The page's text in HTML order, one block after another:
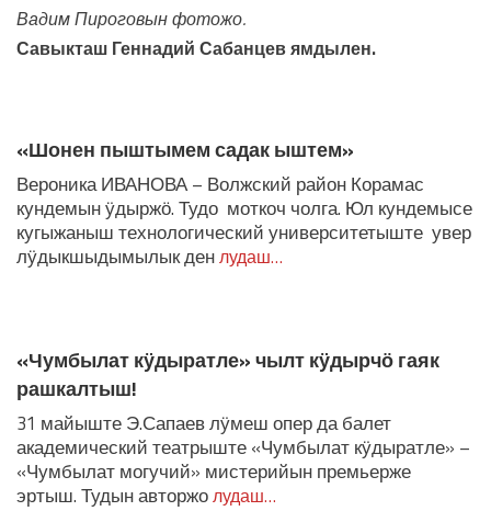
Вадим Пироговын фотожо.
Савыкташ Геннадий Сабанцев ямдылен.
«Шонен пыштымем садак ыштем»
Вероника ИВАНОВА – Волжский район Корамас
кундемын ӱдыржӧ. Тудо моткоч чолга. Юл кундемысе
кугыжаныш технологический университетыште увер
лӱдыкшыдымылык денлудаш…
«Чумбылат кӱдыратле» чылт кӱдырчӧ гаяк
рашкалтыш!
31 майыште Э.Сапаев лӱмеш опер да балет
академический театрыште «Чумбылат кӱдыратле» –
«Чумбылат могучий» мистерийын премьерже
эртыш. Тудын авторжолудаш…